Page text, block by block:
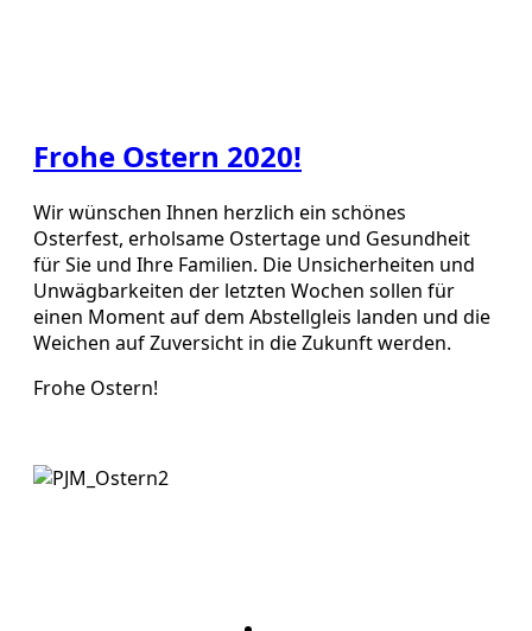
Frohe Ostern 2020!
Wir wünschen Ihnen herzlich ein schönes
Osterfest, erholsame Ostertage und Gesundheit
für Sie und Ihre Familien. Die Unsicherheiten und
Unwägbarkeiten der letzten Wochen sollen für
einen Moment auf dem Abstellgleis landen und die
Weichen auf Zuversicht in die Zukunft werden.
Frohe Ostern!